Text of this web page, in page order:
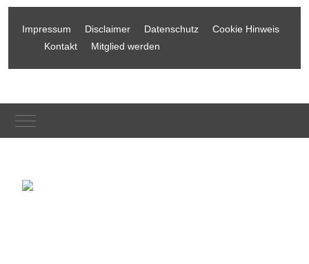
Impressum Disclaimer Datenschutz
Cookie Hinweis
Kontakt
Mitglied werden
Mobile Menu Toggle